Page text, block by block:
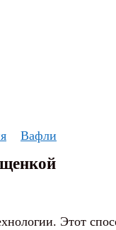
Вафли
Этот